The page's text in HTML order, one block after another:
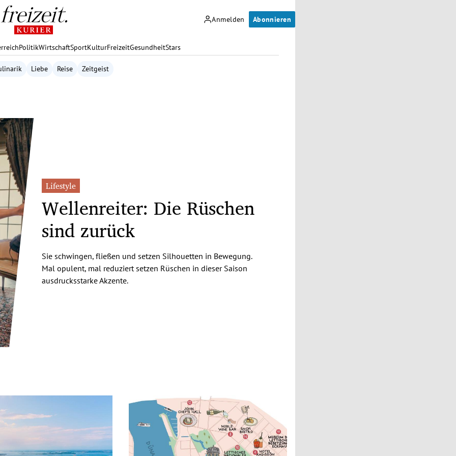
Anmelden Abonnieren
PolitikWirtschaftSportKulturFreizeitGesundheitStars
Liebe Reise Zeitgeist
Lifestyle
Wellenreiter: Die Rüschen
sind zurück
Sie schwingen, fließen und setzen Silhouetten in Bewegung.
Mal opulent, mal reduziert setzen Rüschen in dieser Saison
ausdrucksstarke Akzente.